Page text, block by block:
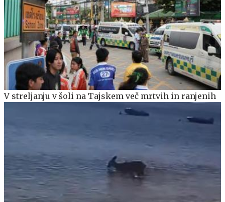
V streljanju v šoli na Tajskem več mrtvih in ranjenih